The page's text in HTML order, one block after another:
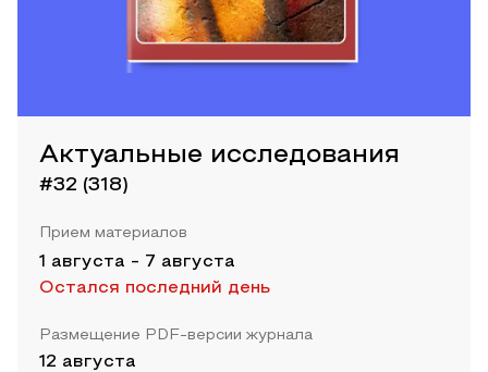
Актуальные исследования
#32 (318)
Прием материалов
1 августа - 7 августа
Остался последний день
Размещение PDF-версии журнала
12 августа